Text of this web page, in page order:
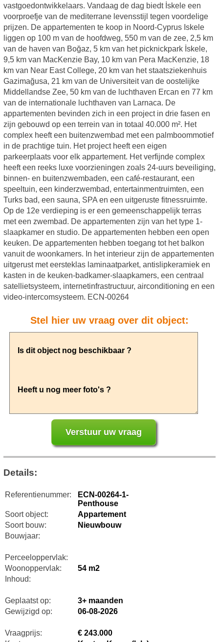
vastgoedontwikkelaars. Vandaag de dag biedt İskele een
voorproefje van de mediterrane levensstijl tegen voordelige
prijzen. De appartementen te koop in Noord-Cyprus Iskele
liggen op 100 m van de hoofdweg, 550 m van de zee, 2,5 km
van de haven van Boğaz, 5 km van het picknickpark İskele,
9,5 km van MacKenzie Bay, 10 km van Pera MacKenzie, 18
km van Near East College, 20 km van het staatsziekenhuis
Gazimağusa, 21 km van de Universiteit van de oostelijke
Middellandse Zee, 50 km van de luchthaven Ercan en 77 km
van de internationale luchthaven van Larnaca. De
appartementen bevinden zich in een project in drie fasen en
zijn gebouwd op een terrein van in totaal 40.000 m². Het
complex heeft een buitenzwembad met een palmboommotief
in de prachtige tuin. Het project heeft een eigen
parkeerplaats voor elk appartement. Het verfijnde complex
heeft een reeks luxe voorzieningen zoals 24-uurs beveiliging,
binnen- en buitenzwembaden, een café-restaurant, een
speeltuin, een kinderzwembad, entertainmentruimten, een
Turks bad, een sauna, SPA en een uitgeruste fitnessruimte.
Op de 12e verdieping is er een gemeenschappelijk terras
met een zwembad. De appartementen zijn van het type 1-
slaapkamer en studio. De appartementen hebben een open
keuken. De appartementen hebben toegang tot het balkon
vanuit de woonkamers. In het interieur zijn de appartementen
uitgerust met eersteklas laminaatparket, antislipkeramiek en
kasten in de keuken-badkamer-slaapkamers, een centraal
satellietsysteem, internetinfrastructuur, airconditioning en een
video-intercomsysteem. ECN-00264
Stel hier uw vraag over dit object:
Details:
Referentienummer:
ECN-00264-1-
Penthouse
Soort object:
Appartement
Soort bouw:
Nieuwbouw
Bouwjaar:
Perceeloppervlak:
Woonoppervlak:
54 m2
Inhoud:
Geplaatst op:
3+ maanden
Gewijzigd op:
06-08-2026
Vraagprijs:
€ 243.000